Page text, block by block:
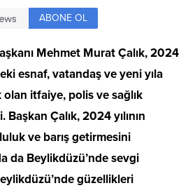
ABONE OL
Mehmet Murat Çalık, 2024
esnaf, vatandaş ve yeni yıla
itfaiye, polis ve sağlık
Başkan Çalık, 2024 yılının
ve barış getirmesini
da Beylikdüzü’nde sevgi
güzellikleri